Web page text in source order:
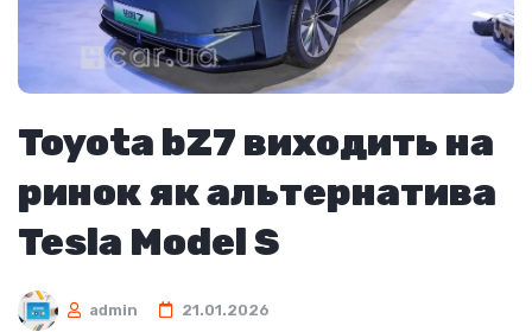
Toyota bZ7 виходить на
ринок як альтернатива
Tesla Model S
admin 21.01.2026